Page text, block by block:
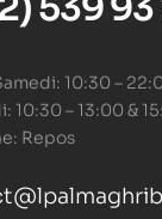
10:30 –
10:30 – 13:00 &
Repos